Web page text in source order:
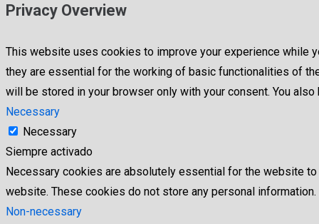
Privacy Overview
This website uses cookies to improve your experience while
they are essential for the working of basic functionalities of
will be stored in your browser only with your consent. You
Necessary
Necessary
Siempre activado
Necessary cookies are absolutely essential for the website
website. These cookies do not store any personal information.
Non-necessary